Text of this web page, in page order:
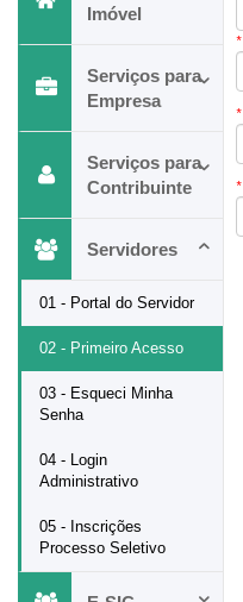
Imóvel
Serviços para
Empresa
Serviços para
Contribuinte
Servidores
01 - Portal do Servidor
02 - Primeiro Acesso
03 - Esqueci Minha
Senha
04 - Login
Administrativo
05 - Inscrições
Processo Seletivo
*
*
*